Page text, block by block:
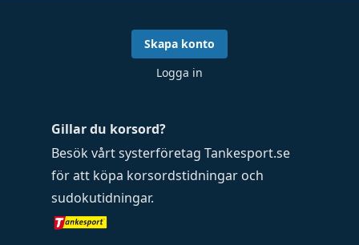
Gillar du korsord?
Besök vårt systerföretag Tankesport.se
för att köpa korsordstidningar och
sudokutidningar.
Skapa konto
Logga in